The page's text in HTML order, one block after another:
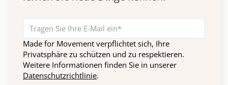
Made for Movement verpflichtet sich, Ihre
Privatsphäre zu schützen und zu respektieren.
Weitere Informationen finden Sie in unserer
Datenschutzrichtlinie.